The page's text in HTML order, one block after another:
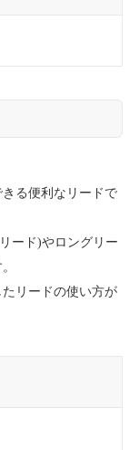
る便利なリードで
ード)やロングリー
リードの使い方が